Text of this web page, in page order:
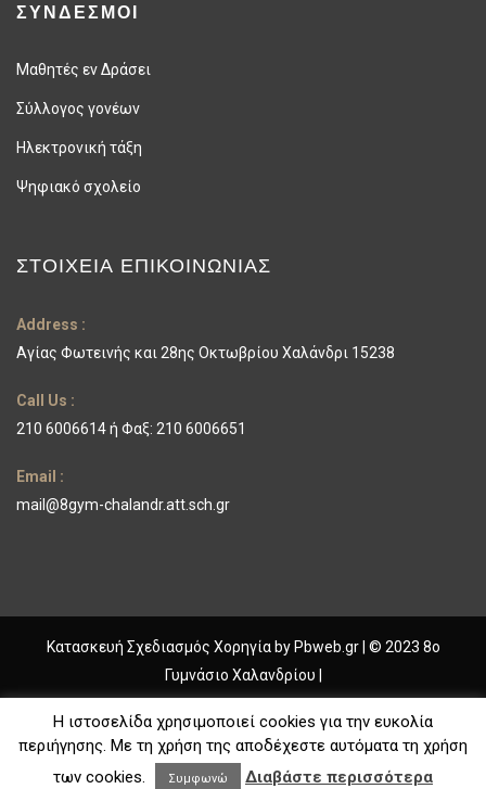
ΣΥΝΔΕΣΜΟΙ
Μαθητές εν Δράσει
Σύλλογος γονέων
Ηλεκτρονική τάξη
Ψηφιακό σχολείο
ΣΤΟΙΧΕΊΑ ΕΠΙΚΟΙΝΩΝΊΑΣ
Address :
Αγίας Φωτεινής και 28ης Οκτωβρίου Χαλάνδρι 15238
Call Us :
210 6006614 ή Φαξ: 210 6006651
Email :
mail@8gym-chalandr.att.sch.gr
Κατασκευή Σχεδιασμός Χορηγία byPbweb.gr| © 2023 8ο
Γυμνάσιο Χαλανδρίου |
ΓΥΜΝΑΣΙΟ ΧΑΛΑΝΔΡΙΟΥ
ΤΟ ΣΧΟΛΕΙΟ ΔΡΑΣΤΗΡΙΟΤΗΤΕΣ ΕΚΠΑΙΔΕΥΤΙΚΑ
ΠΡΟΓΡΑΜΜΑΤΑ
ΕΠΙΚΟΙΝΩΝΙΑ
Η ιστοσελίδα χρησιμοποιεί cookies για την ευκολία
περιήγησης. Με τη χρήση της αποδέχεστε αυτόματα τη χρήση
των cookies.
Συμφωνώ Διαβάστε περισσότερα